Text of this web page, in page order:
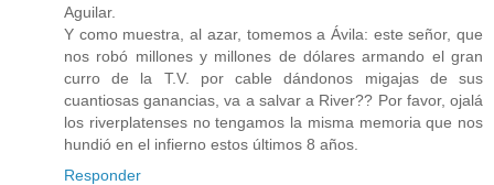
Aguilar.
Y como muestra, al azar, tomemos a Ávila: este señor, que
nos robó millones y millones de dólares armando el gran
curro de la T.V. por cable dándonos migajas de sus
cuantiosas ganancias, va a salvar a River?? Por favor, ojalá
los riverplatenses no tengamos la misma memoria que nos
hundió en el infierno estos últimos 8 años.
Responder